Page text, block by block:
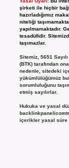
şirketi ile hiçbir
hazırladığımız
niteliği
yapılmamaktadır.
tesadüfidir.
taşımazlar.
Sitemiz, 5651
(BTK) tarafından
nedenle, sitedeki
yükümlülüğümüz
sorumluluğunu
etmiş sayılırlar.
Hukuka ve yasal
içerikler yasal süre